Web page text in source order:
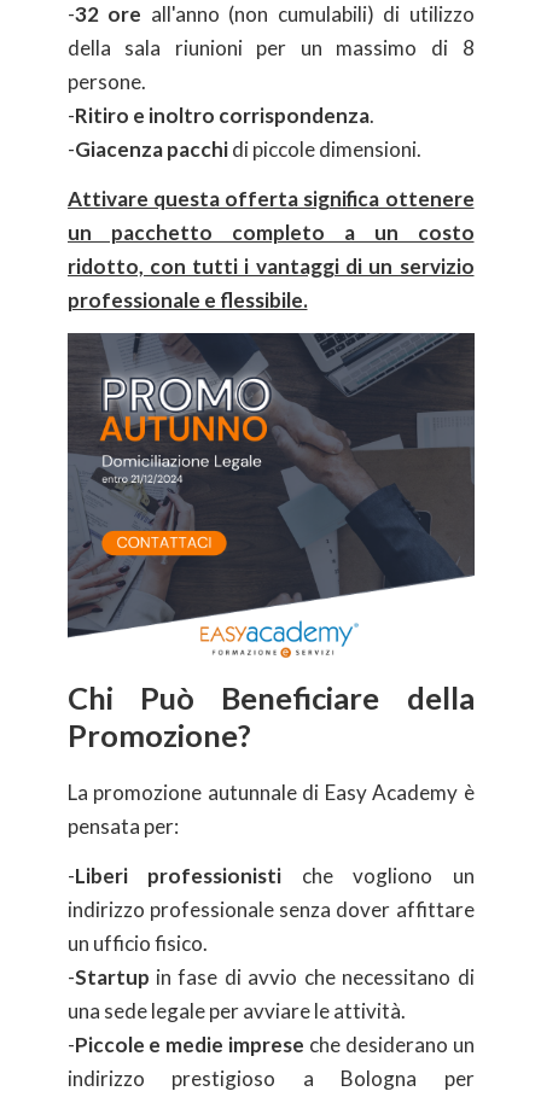
-32 ore all'anno (non cumulabili) di utilizzo
della sala riunioni per un massimo di 8
persone.
-Ritiro e inoltro corrispondenza.
-Giacenza pacchidi piccole dimensioni.
Attivare questa offerta significa ottenere
un pacchetto completo a un costo
ridotto, con tutti i vantaggi di un servizio
professionale e flessibile.
Chi Può Beneficiare della
Promozione?
La promozione autunnale di Easy Academy è
pensata per:
-Liberi professionisti che vogliono un
indirizzo professionale senza dover affittare
un ufficio fisico.
-Startup in fase di avvio che necessitano di
una sede legale per avviare le attività.
-Piccole e medie imprese che desiderano un
indirizzo prestigioso a Bologna per